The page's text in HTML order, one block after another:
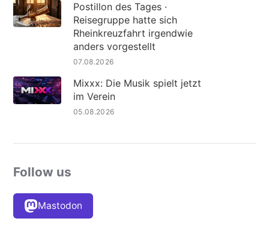
Postillon des Tages ·
Reisegruppe hatte sich
Rheinkreuzfahrt irgendwie
anders vorgestellt
07.08.2026
Mixxx: Die Musik spielt jetzt
im Verein
05.08.2026
Follow us
Mastodon